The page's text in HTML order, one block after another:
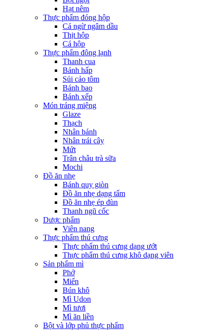
Hạt nêm
Thực phẩm đóng hộp
Cá ngừ ngâm dầu
Thịt hộp
Cá hộp
Thực phẩm đông lạnh
Thanh cua
Bánh hấp
Sủi cảo tôm
Bánh bao
Bánh xếp
Món tráng miệng
Glaze
Thạch
Nhân bánh
Nhân trái cây
Mứt
Trân châu trà sữa
Mochi
Đồ ăn nhẹ
Bánh quy giòn
Đồ ăn nhẹ dạng tấm
Đồ ăn nhẹ ép đùn
Thanh ngũ cốc
Dược phẩm
Viên nang
Thực phẩm thú cưng
Thực phẩm thú cưng dạng ướt
Thực phẩm thú cưng khô dạng viên
Sản phẩm mì
Phở
Miến
Bún khô
Mì Udon
Mì tươi
Mì ăn liền
Bột và lớp phủ thực phẩm